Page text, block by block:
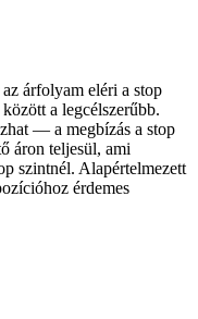
árfolyam eléri a stop
a legcélszerűbb.
— a megbízás a stop
áron teljesül, ami
szintnél. Alapértelmezett
érdemes